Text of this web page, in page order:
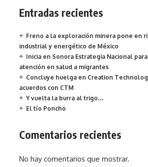
Entradas recientes
Freno a la exploración minera pone en
industrial y energético de México
Inicia en Sonora Estrategia Nacional
atención en salud a migrantes
Concluye huelga en Creation
acuerdos con CTM
Y vuelta la burra al trigo…
El tío Poncho
Comentarios recientes
No hay comentarios que mostrar.